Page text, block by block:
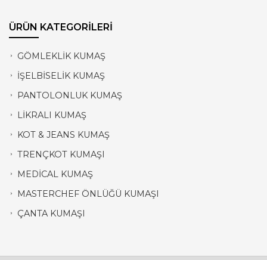
ÜRÜN KATEGORİLERİ
GÖMLEKLİK KUMAŞ
İŞELBİSELİK KUMAŞ
PANTOLONLUK KUMAŞ
LİKRALI KUMAŞ
KOT & JEANS KUMAŞ
TRENÇKOT KUMAŞI
MEDİCAL KUMAŞ
MASTERCHEF ÖNLÜĞÜ KUMAŞI
ÇANTA KUMAŞI